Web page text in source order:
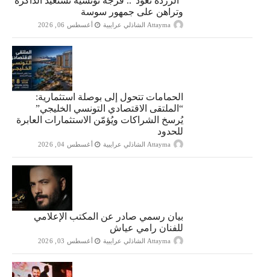
وتراهن على جمهور سوسة
Attayma الشاذلي عرايبية أغسطس 06, 2026
الحمامات تتحول إلى بوصلة استثمارية:
“الملتقى الاقتصادي التونسي الخليجي”
يُرسخ الشراكات ويُؤمّن الاستثمارات العابرة
للحدود
Attayma الشاذلي عرايبية أغسطس 04, 2026
بيان رسمي صادر عن المكتب الإعلامي
للفنان رامي عياش
Attayma الشاذلي عرايبية أغسطس 03, 2026